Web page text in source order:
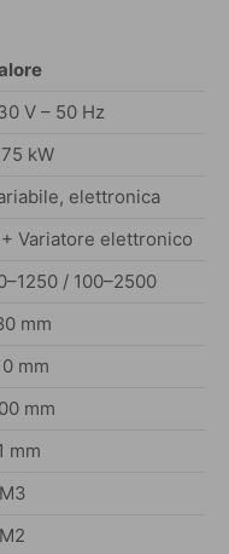
V – 50 Hz
kW
elettronica
Variatore elettronico
/ 100–2500
mm
mm
mm
mm